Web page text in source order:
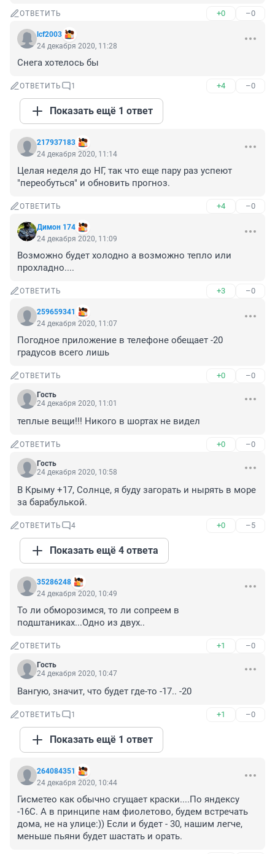
ОТВЕТИТЬ +0 –0
lcf2003
24 декабря 2020, 11:28
Снега хотелось бы
ОТВЕТИТЬ 1 +4 –0
Показать ещё 1 ответ
217937183
24 декабря 2020, 11:14
Целая неделя до НГ, так что еще пару раз успеют
"переобуться" и обновить прогноз.
ОТВЕТИТЬ +4 –0
Димон 174
24 декабря 2020, 11:09
Возможно будет холодно а возможно тепло или
прохладно....
ОТВЕТИТЬ +3 –0
259659341
24 декабря 2020, 11:07
Погодное приложение в телефоне обещает -20
градусов всего лишь
ОТВЕТИТЬ +0 –0
Гость
24 декабря 2020, 11:01
теплые вещи!!! Никого в шортах не видел
ОТВЕТИТЬ +0 –0
Гость
24 декабря 2020, 10:58
В Крыму +17, Солнце, я буду загорать и нырять в море
за барабулькой.
ОТВЕТИТЬ 4 +0 –5
Показать ещё 4 ответа
35286248
24 декабря 2020, 10:49
То ли обморозимся, то ли сопреем в
подштаниках...Одно из двух..
ОТВЕТИТЬ +1 –0
Гость
24 декабря 2020, 10:47
Вангую, значит, что будет где-то -17.. -20
ОТВЕТИТЬ 1 +1 –0
Показать ещё 1 ответ
264084351
24 декабря 2020, 10:44
Гисметео как обычно сгущает краски....По яндексу
-16С. А в принципе нам фиолетово, будем встречать
дома, не на улице:)) Если и будет - 30, нашим легче,
меньше пьяни будет шастать и орать.